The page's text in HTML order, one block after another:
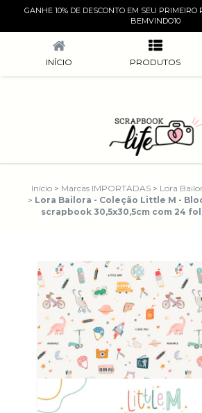
GANHE 10% DE DESCONTO EM SEU PRIMEIRO
BEMVINDO10
INÍCIO PRODUTOS
Início > Marcas IMPORTADAS > Lora
> Lora Bailora - Coleção Little M -
scrapbook 30,5x30,5cm com 24